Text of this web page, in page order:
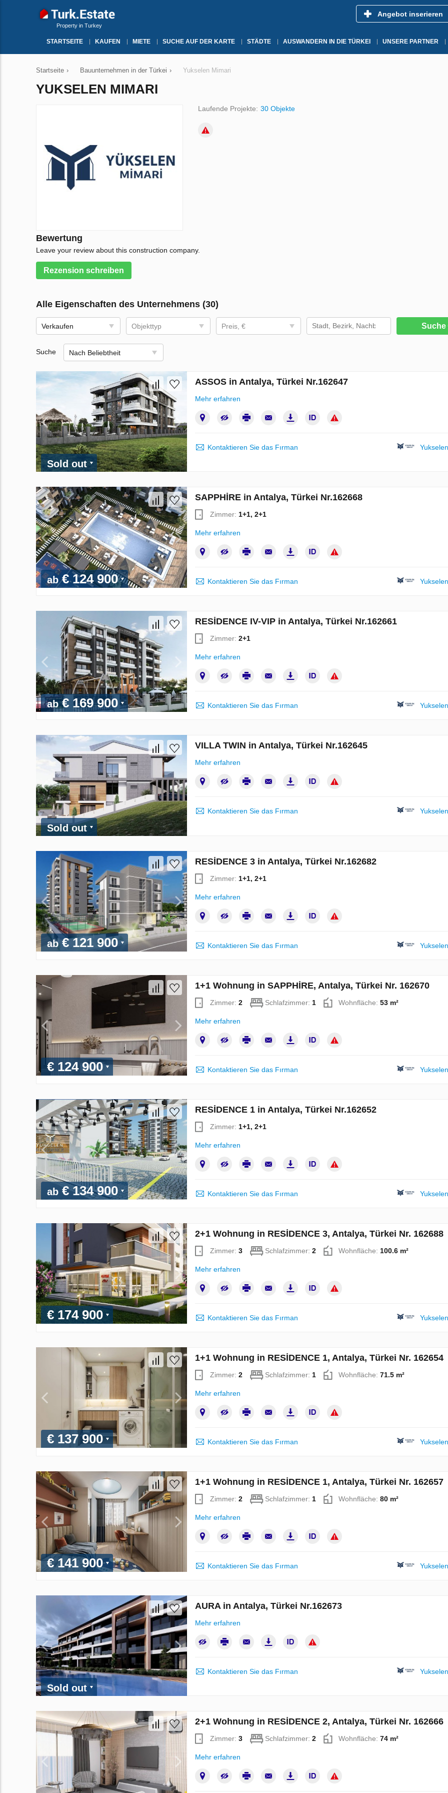
Property in Turkey
Angebot inserieren
STARTSEITE KAUFEN MIETE SUCHE AUF DER KARTE STÄDTE AUSWANDERN IN DIE TÜRKEI UNSERE PARTNER
Startseite › Bauunternehmen in der Türkei › Yukselen Mimari
YUKSELEN MIMARI
Laufende Projekte: 30 Objekte
Bewertung
Leave your review about this construction company.
Rezension schreiben
Alle Eigenschaften des Unternehmens (30)
Verkaufen Objekttyp Preis, € Suche
Suche Nach Beliebtheit
Sold out
ASSOS in Antalya, Türkei Nr.162647
Mehr erfahren
Kontaktieren Sie das Fırman
ab€ 124 900
SAPPHİRE in Antalya, Türkei Nr.162668
Zimmer: 1+1, 2+1
Mehr erfahren
Kontaktieren Sie das Fırman
ab€ 169 900
RESİDENCE IV-VIP in Antalya, Türkei Nr.162661
Zimmer: 2+1
Mehr erfahren
Kontaktieren Sie das Fırman
Sold out
VILLA TWIN in Antalya, Türkei Nr.162645
Mehr erfahren
Kontaktieren Sie das Fırman
ab€ 121 900
RESİDENCE 3 in Antalya, Türkei Nr.162682
Zimmer: 1+1, 2+1
Mehr erfahren
Kontaktieren Sie das Fırman
€ 124 900
1+1 Wohnung in SAPPHİRE, Antalya, Türkei Nr. 162670
Zimmer: 2 Schlafzimmer: 1 Wohnfläche: 53 m²
Mehr erfahren
Kontaktieren Sie das Fırman
ab€ 134 900
RESİDENCE 1 in Antalya, Türkei Nr.162652
Zimmer: 1+1, 2+1
Mehr erfahren
Kontaktieren Sie das Fırman
€ 174 900
2+1 Wohnung in RESİDENCE 3, Antalya, Türkei Nr. 162688
Zimmer: 3 Schlafzimmer: 2 Wohnfläche: 100.6 m²
Mehr erfahren
Kontaktieren Sie das Fırman
€ 137 900
1+1 Wohnung in RESİDENCE 1, Antalya, Türkei Nr. 162654
Zimmer: 2 Schlafzimmer: 1 Wohnfläche: 71.5 m²
Mehr erfahren
Kontaktieren Sie das Fırman
€ 141 900
1+1 Wohnung in RESİDENCE 1, Antalya, Türkei Nr. 162657
Zimmer: 2 Schlafzimmer: 1 Wohnfläche: 80 m²
Mehr erfahren
Kontaktieren Sie das Fırman
Sold out
AURA in Antalya, Türkei Nr.162673
Mehr erfahren
Kontaktieren Sie das Fırman
2+1 Wohnung in RESİDENCE 2, Antalya, Türkei Nr. 162666
Zimmer: 3 Schlafzimmer: 2 Wohnfläche: 74 m²
Mehr erfahren